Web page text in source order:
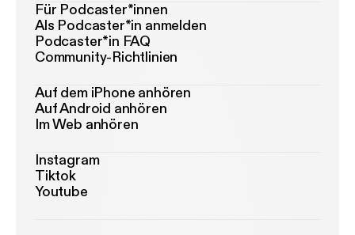
Für Podcaster*innen
Als Podcaster*in anmelden
Podcaster*in FAQ
Community-Richtlinien
Auf dem iPhone anhören
Auf Android anhören
Im Web anhören
Instagram
Tiktok
Youtube